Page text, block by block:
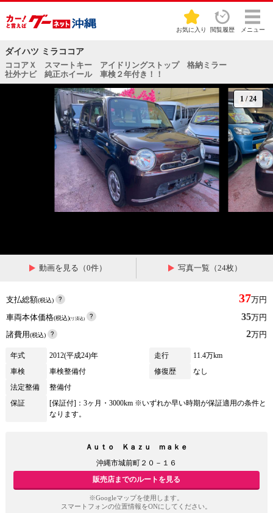
お気に入り 閲覧履歴 メニュー
ダイハツ ミラココア
ココアＸ スマートキー アイドリングストップ 格納ミラー
社外ナビ 純正ホイール 車検２年付き！！
1 /24
動画を見る（0件） 写真一覧（24枚）
支払総額(税込) 37万円
車両本体価格(税込)(リ済込) 35万円
諸費用(税込) 2万円
年式 2012(平成24)年 走行
11.4万km
車検
車検整備付 修復歴
なし
法定整備
整備付
保証
[保証付]：3ヶ月・3000km ※いずれか早い時期が保証適用の条件と
なります。
Ａｕｔｏ Ｋａｚｕ ｍａｋｅ
沖縄市城前町２０－１６
販売店までのルートを見る
※Googleマップを使用します。
スマートフォンの位置情報をONにしてください。